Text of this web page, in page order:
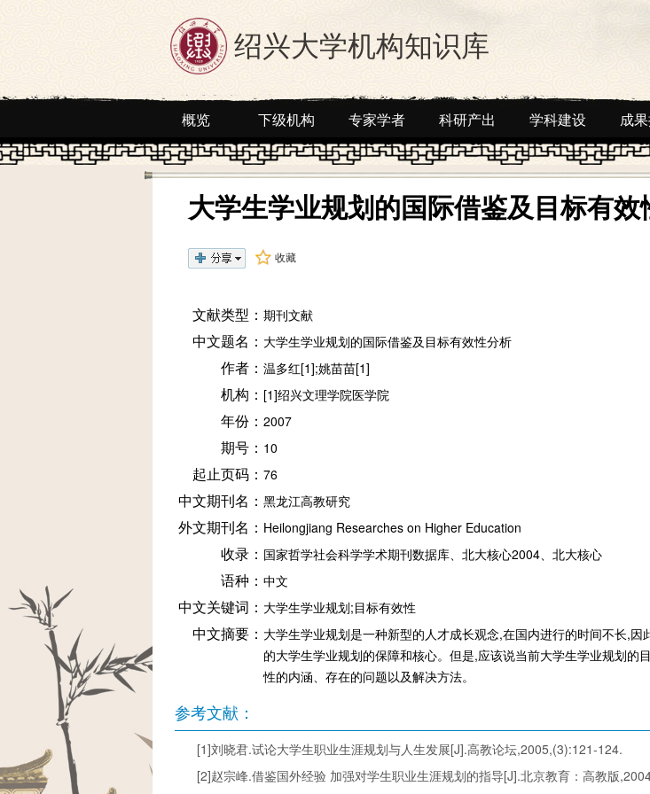
绍兴大学机构知识库
概览 下级机构 专家学者 科研产出 学科建设 成
大学生学业规划的国际借鉴及目标有
收藏
文献类型： 期刊文献
中文题名： 大学生学业规划的国际借鉴及目标有效性分析
作者： 温多红[1];姚苗苗[1]
机构： [1]绍兴文理学院医学院
年份： 2007
期号： 10
起止页码： 76
中文期刊名： 黑龙江高教研究
外文期刊名： Heilongjiang Researches on Higher Education
收录： 国家哲学社会科学学术期刊数据库、北大核心2004、北大核心
语种： 中文
中文关键词： 大学生学业规划;目标有效性
中文摘要： 大学生学业规划是一种新型的人才成长观念,在国内进行的时间不长,
的大学生学业规划的保障和核心。但是,应该说当前大学生学业规划
性的内涵、存在的问题以及解决方法。
参考文献：
[1]刘晓君.试论大学生职业生涯规划与人生发展[J].高教论坛,2005,(3):121-124.
[2]赵宗峰.借鉴国外经验 加强对学生职业生涯规划的指导[J].北京教育：高教版